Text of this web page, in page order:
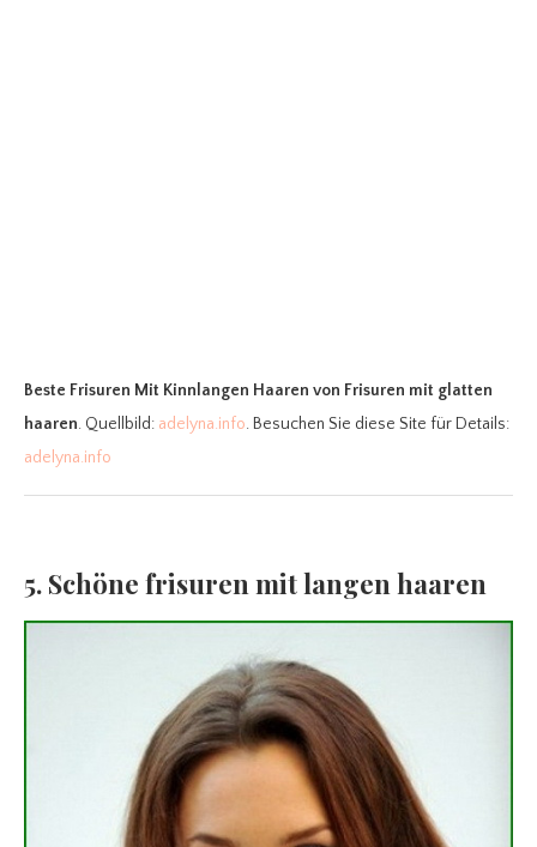
Beste Frisuren Mit Kinnlangen Haaren von Frisuren mit glatten
haaren. Quellbild: adelyna.info. Besuchen Sie diese Site für Details:
adelyna.info
5. Schöne frisuren mit langen haaren